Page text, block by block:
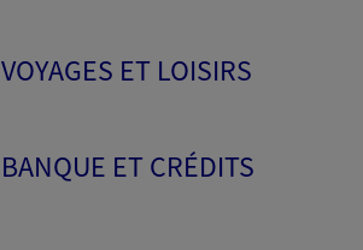
VOYAGES ET LOISIRS
BANQUE ET CRÉDITS